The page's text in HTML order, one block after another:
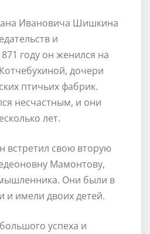
Ивановича Шишкина
и
году он женился на
дочери
птичьих фабрик.
несчастным, и они
лет.
встретил свою вторую
Мамонтову,
Они были в
и имели двоих детей.
успеха и